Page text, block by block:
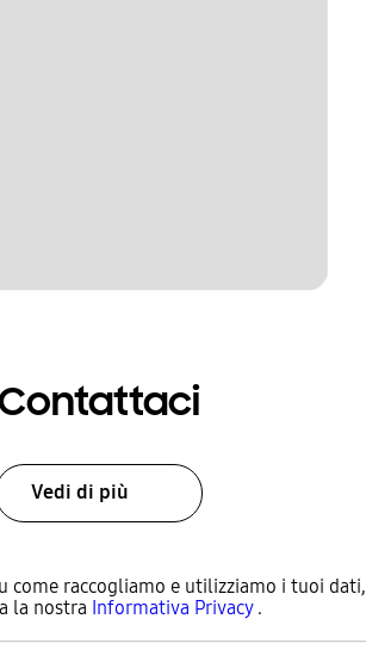
Vedi di più
come raccogliamo e utilizziamo i tuoi dati,
la nostra Informativa Privacy.